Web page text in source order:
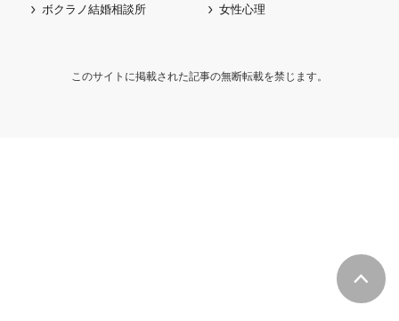
ボクラノ結婚相談所 女性心理
このサイトに掲載された記事の無断転載を禁じます。